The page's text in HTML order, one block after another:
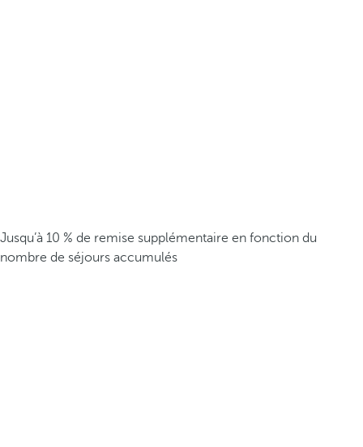
Jusqu’à 10 % de remise supplémentaire en fonction du
nombre de séjours accumulés